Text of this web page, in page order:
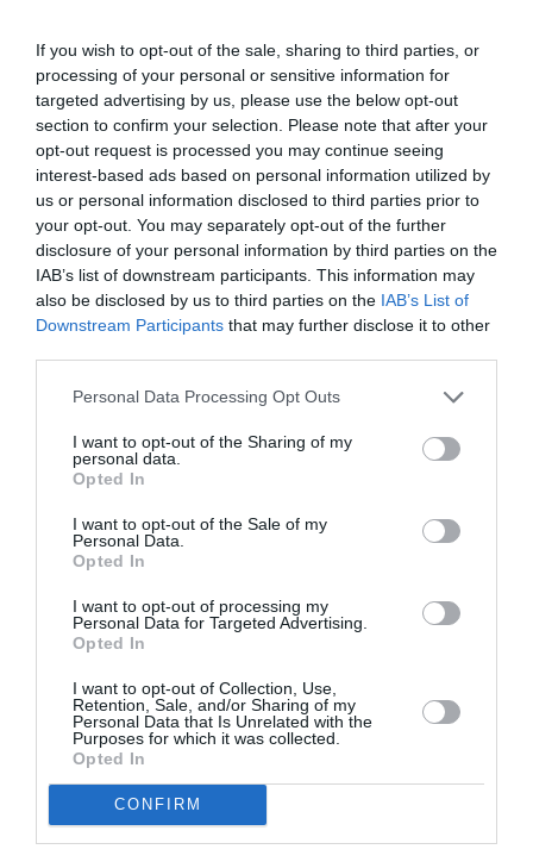
If you wish to opt-out of the sale, sharing to third parties, or
processing of your personal or sensitive information for
targeted advertising by us, please use the below opt-out
section to confirm your selection. Please note that after your
opt-out request is processed you may continue seeing
interest-based ads based on personal information utilized by
us or personal information disclosed to third parties prior to
your opt-out. You may separately opt-out of the further
disclosure of your personal information by third parties on the
IAB’s list of downstream participants. This information may
also be disclosed by us to third parties on the IAB’s List of
Downstream Participants that may further disclose it to other
Personal Data Processing Opt Outs
I want to opt-out of the Sharing of my
personal data.
Opted In
I want to opt-out of the Sale of my
Personal Data.
Opted In
I want to opt-out of processing my
Personal Data for Targeted Advertising.
Opted In
I want to opt-out of Collection, Use,
Retention, Sale, and/or Sharing of my
Personal Data that Is Unrelated with the
Purposes for which it was collected.
Opted In
CONFIRM
Υπότιτλοι:Ελληνικά
Εγχρωμο
Χώρα παραγωγής:ΗΠΑ
Έτος παραγωγής:2024
Ταυτότητα
Ακολουθήστε το Culturenow.gr στο
μάθετε πρώτοι όλες τις ειδήσεις
Δείτε όλα τατελευταία νέαγια την Τέχνη και τον
Πολιτισμό στο
Νέοι Διαγωνισμοί❯